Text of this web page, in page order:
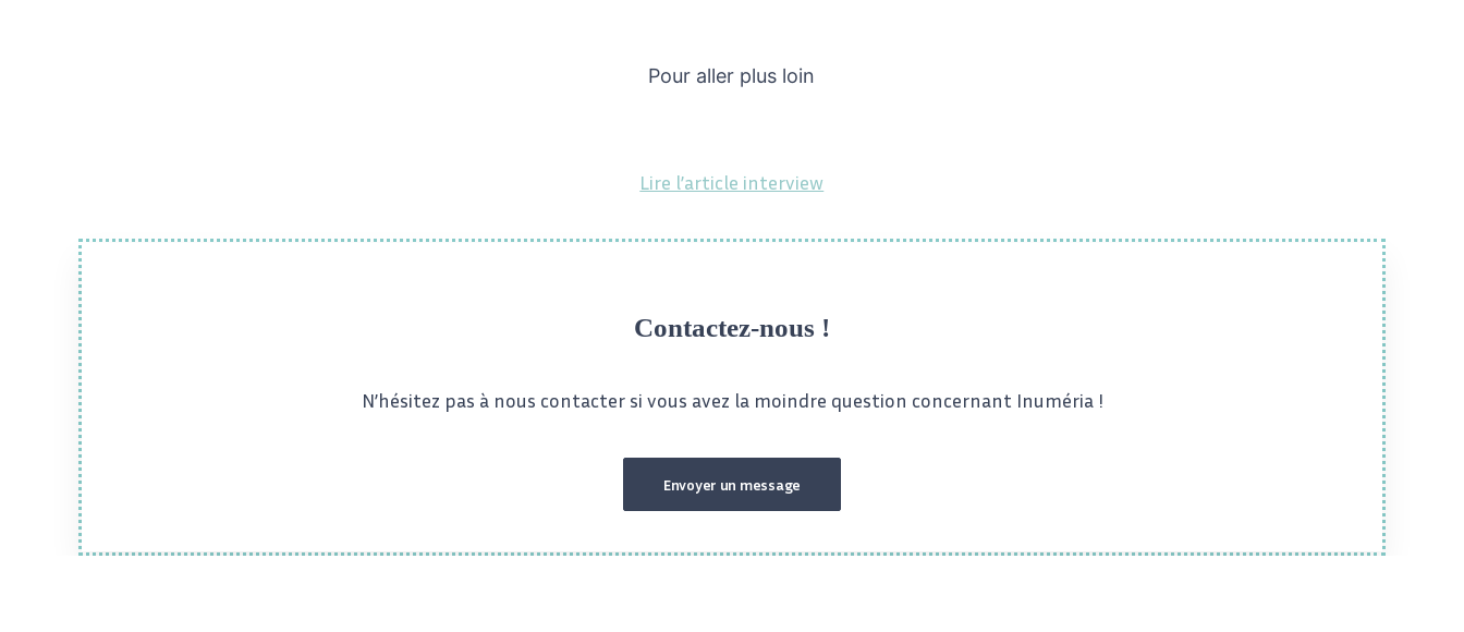
Pour aller plus loin
Lire l’article interview
Contactez-nous !
N’hésitez pas à nous contacter si vous avez la moindre question concernant Inuméria !
Envoyer un message